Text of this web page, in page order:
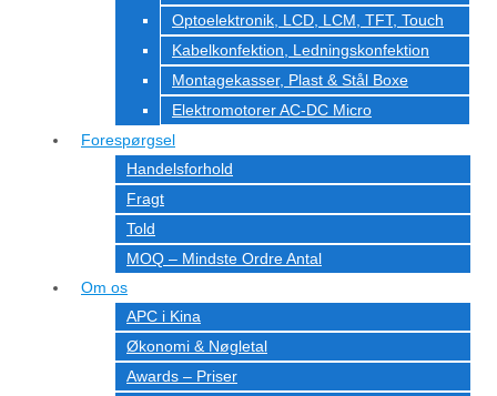
Optoelektronik, LCD, LCM, TFT, Touch
Kabelkonfektion, Ledningskonfektion
Montagekasser, Plast & Stål Boxe
Elektromotorer AC-DC Micro
Forespørgsel
Handelsforhold
Fragt
Told
MOQ – Mindste Ordre Antal
Om os
APC i Kina
Økonomi & Nøgletal
Awards – Priser